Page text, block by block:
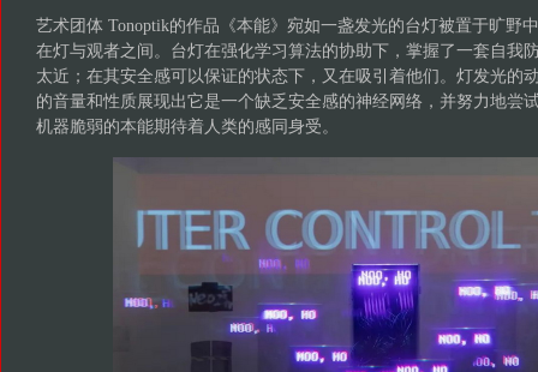
艺术团体 Tonoptik的作品《本能》宛如一盏发光的台灯被置于旷野
在灯与观者之间。台灯在强化学习算法的协助下，掌握了一套自我
太近；在其安全感可以保证的状态下，又在吸引着他们。灯发光的
的音量和性质展现出它是一个缺乏安全感的神经网络，并努力地尝
机器脆弱的本能期待着人类的感同身受。